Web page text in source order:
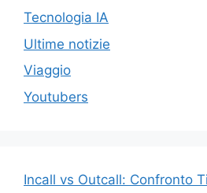
Tecnologia IA
Ultime notizie
Viaggio
Youtubers
Incall vs Outcall: Confronto